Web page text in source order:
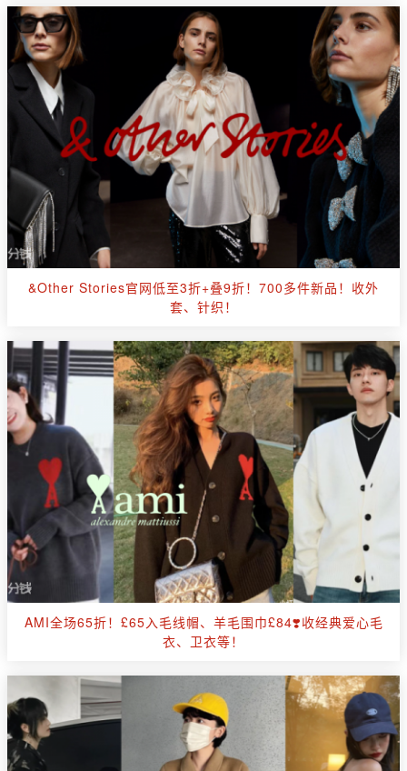
&Other Stories官网低至3折+叠9折！700多件新品！收外
套、针织！
AMI全场65折！£65入毛线帽、羊毛围巾£84❣️收经典爱心毛
衣、卫衣等！